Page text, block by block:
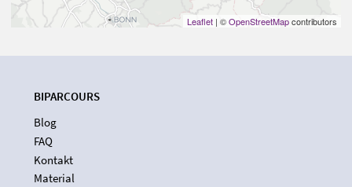
Leaflet | ©OpenStreetMapcontributors
BIPARCOURS
Blog
FAQ
Kontakt
Material